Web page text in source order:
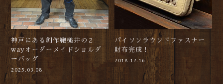
神戸にある創作鞄槌井の２
wayオーダーメイドショルダ
ーバッグ
2025.03.08
パイソンラウンドファスナー
財布完成！
2018.12.16